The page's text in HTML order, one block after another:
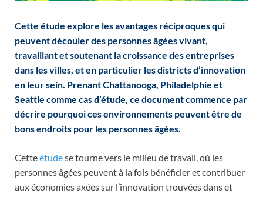
Cette étude explore les avantages réciproques qui
peuvent découler des personnes âgées vivant,
travaillant et soutenant la croissance des entreprises
dans les villes, et en particulier les districts d’innovation
en leur sein. Prenant Chattanooga, Philadelphie et
Seattle comme cas d’étude, ce document commence par
décrire pourquoi ces environnements peuvent être de
bons endroits pour les personnes âgées.
Cetteétudese tourne vers le milieu de travail, où les
personnes âgées peuvent à la fois bénéficier et contribuer
aux économies axées sur l’innovation trouvées dans et